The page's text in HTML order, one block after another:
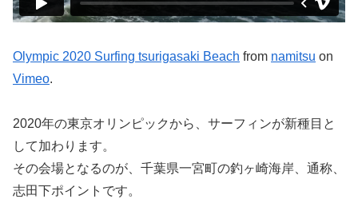
Olympic 2020 Surfing tsurigasaki Beach from namitsu on
Vimeo.
2020年の東京オリンピックから、サーフィンが新種目と
して加わります。
その会場となるのが、千葉県一宮町の釣ヶ崎海岸、通称、
志田下ポイントです。